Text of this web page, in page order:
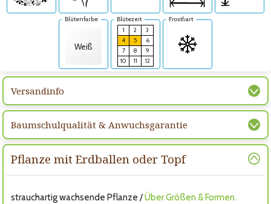
Blütenfarbe
Weiß
Blütezeit
1
2
3
4
5
6
7
8
9
10
11 12
Frosthart
Versandinfo
Baumschulqualität & Anwuchsgarantie
Pflanze mit Erdballen oder Topf
strauchartig wachsende Pflanze /Über Größen & Formen.